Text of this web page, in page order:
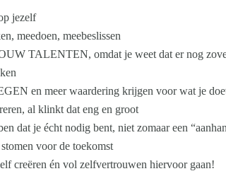
jezelf
meedoen, meebeslissen
TALENTEN, omdat je weet dat er nog
en meer waardering krijgen voor wat je
al klinkt dat eng en groot
dat je écht nodig bent, niet zomaar een
voor de toekomst
creëren én vol zelfvertrouwen hiervoor gaan!